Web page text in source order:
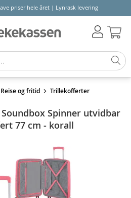
priser hele året | Lynrask levering
Reise og fritid Trillekofferter
Spinner utvidbar
77 cm - korall